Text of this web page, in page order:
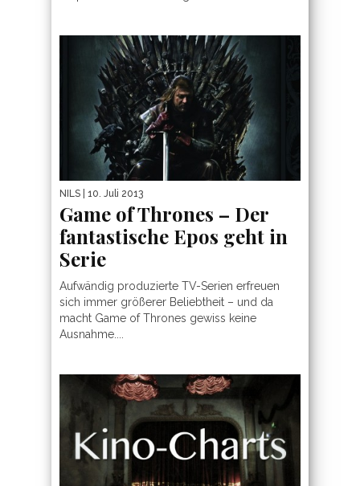
NILS | 10. Juli 2013
Game of Thrones – Der
fantastische Epos geht in
Serie
Aufwändig produzierte TV-Serien erfreuen
sich immer größerer Beliebtheit – und da
macht Game of Thrones gewiss keine
Ausnahme....